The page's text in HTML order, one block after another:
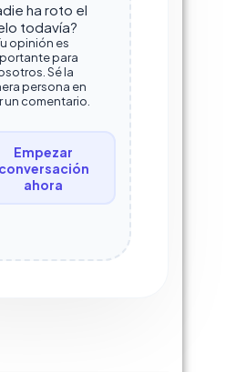
ha roto el
todavía?
opinión es
para
Sé la
persona en
un comentario.
Empezar
conversación
ahora